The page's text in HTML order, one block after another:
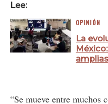
Lee:
OPINIÓN
La
“Se mueve entre muchos